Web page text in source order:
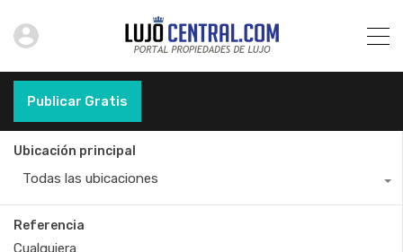
Publicar Gratis
Ubicación principal
Todas las ubicaciones
Referencia